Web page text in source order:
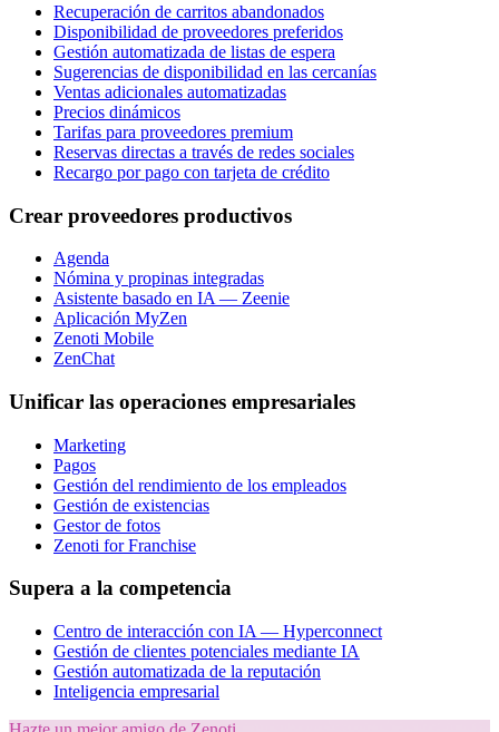
Recuperación de carritos abandonados
Disponibilidad de proveedores preferidos
Gestión automatizada de listas de espera
Sugerencias de disponibilidad en las cercanías
Ventas adicionales automatizadas
Precios dinámicos
Tarifas para proveedores premium
Reservas directas a través de redes sociales
Recargo por pago con tarjeta de crédito
Crear proveedores productivos
Agenda
Nómina y propinas integradas
Asistente basado en IA — Zeenie
Aplicación MyZen
Zenoti Mobile
ZenChat
Unificar las operaciones empresariales
Marketing
Pagos
Gestión del rendimiento de los empleados
Gestión de existencias
Gestor de fotos
Zenoti for Franchise
Supera a la competencia
Centro de interacción con IA — Hyperconnect
Gestión de clientes potenciales mediante IA
Gestión automatizada de la reputación
Inteligencia empresarial